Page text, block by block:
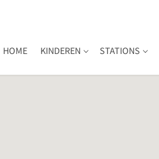
HOME KINDEREN STATIONS